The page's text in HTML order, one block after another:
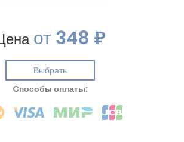
от348 ₽
Выбрать
Cпособы оплаты: